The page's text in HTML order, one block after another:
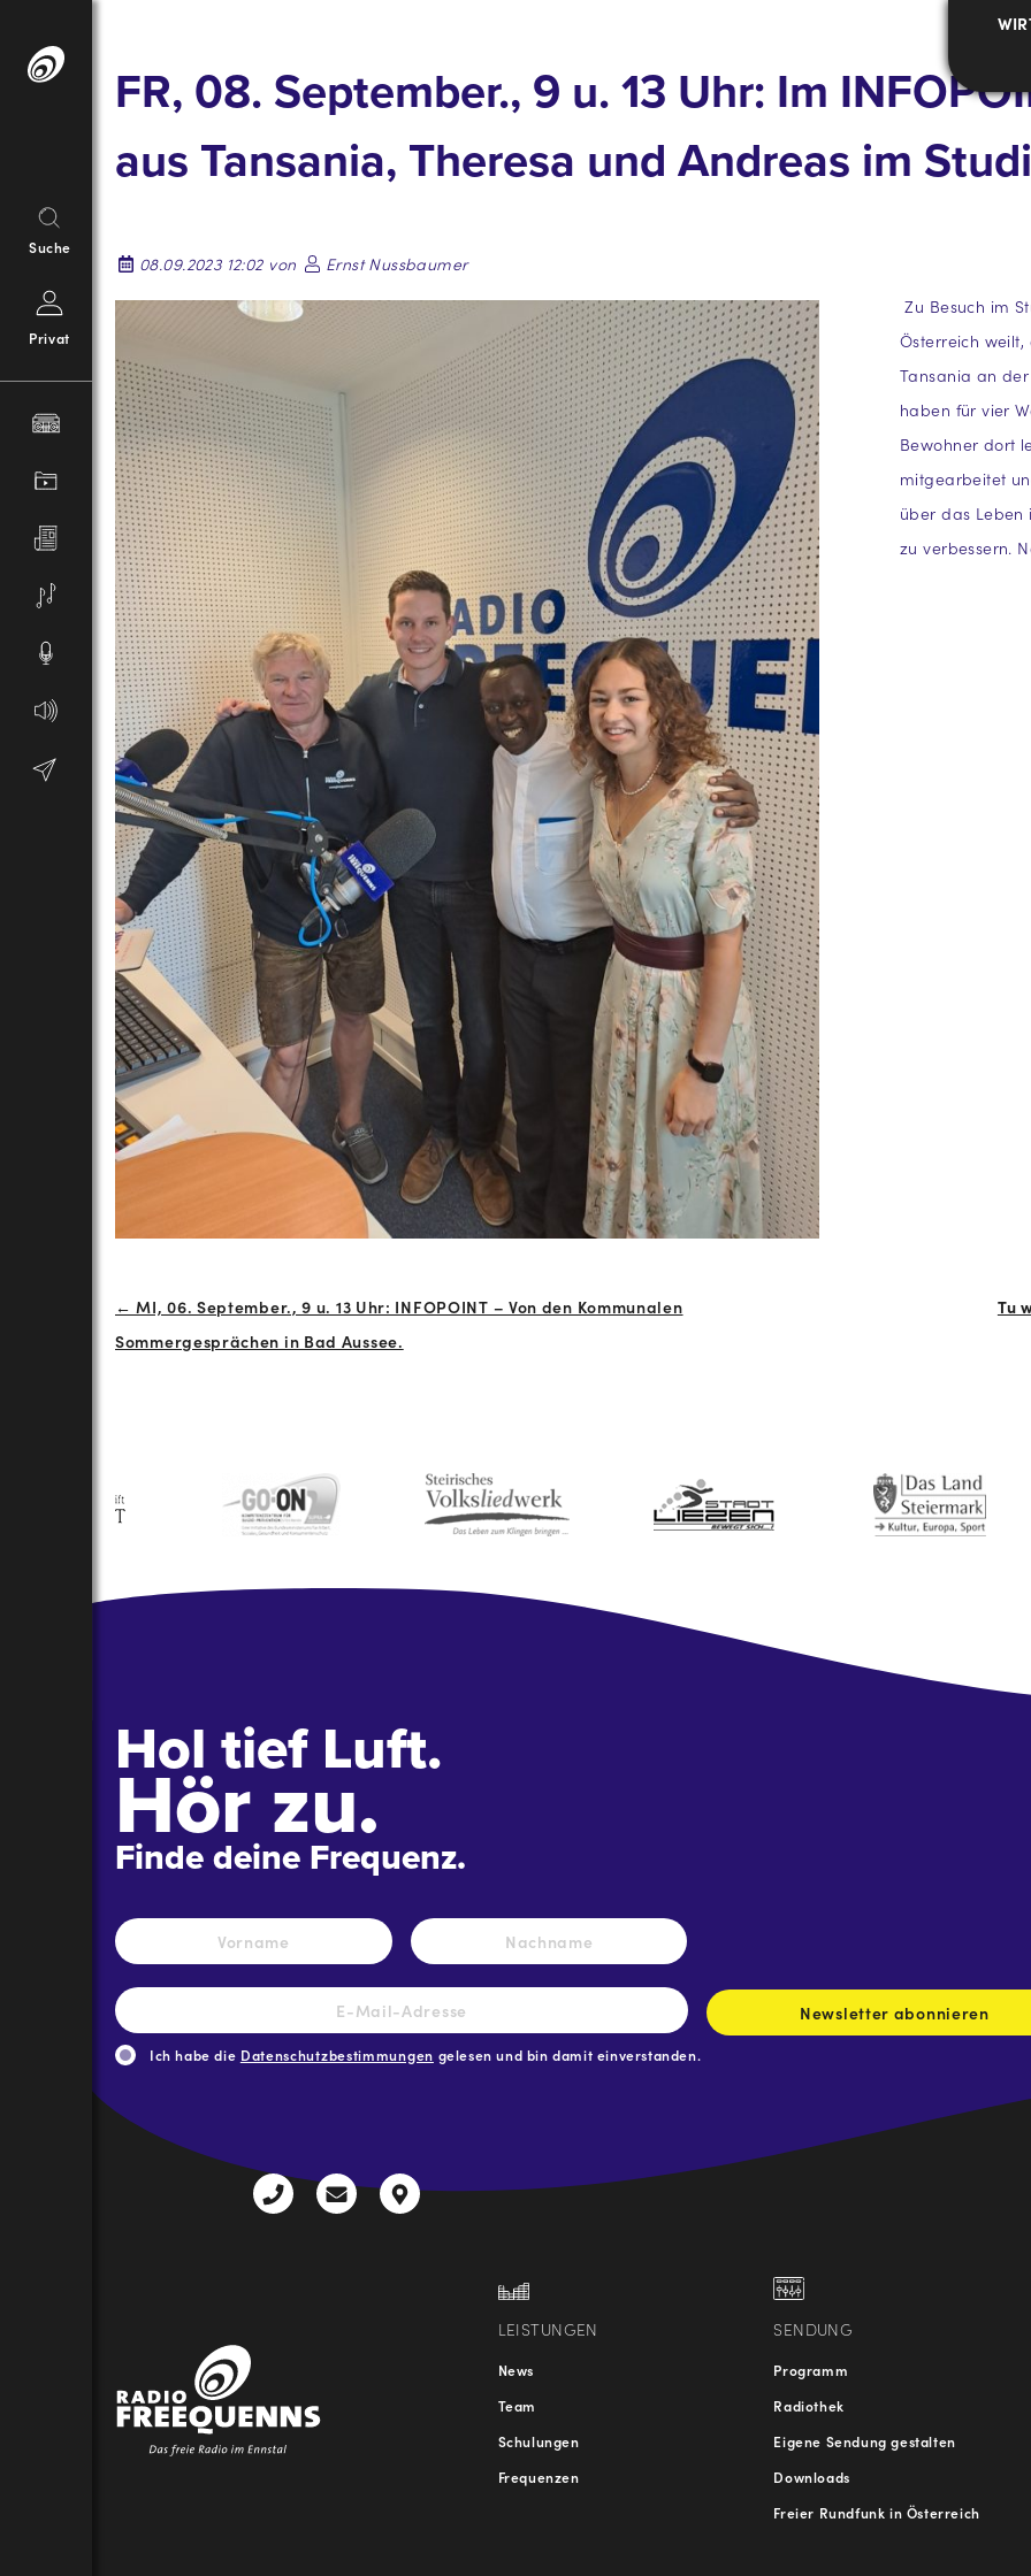
Inhalt
Suche
Privat
FR, 08. September., 9 u. 13 Uhr: Im
aus Tansania, Theresa und Andreas im
08.09.2023 12:02 von
Ernst Nussbaumer
Zu Besuch im
Österreich
Tansania an
haben für vier
Bewohner dort
mitgearbeitet
über das Leben
zu verbessern.
Navigation
← MI, 06. September., 9 u. 13 Uhr: INFOPOINT – Von den Kommunalen
Sommergesprächen in Bad Aussee.
Tu
Hol tief Luft.
Hör zu.
Finde deine Frequenz.
Name *
Vorname Nachname
E-
Mail-
Adresse *
Newsletter abonnieren
Ich habe die Datenschutzbestimmungen gelesen und bin damit einverstanden.
+43
radio@freequenns.at
Kulturhausstraße
LEISTUNGEN
News
Team
Schulungen
Frequenzen
SENDUNG
Programm
Radiothek
Eigene Sendung gestalten
Downloads
Freier Rundfunk in Österreich